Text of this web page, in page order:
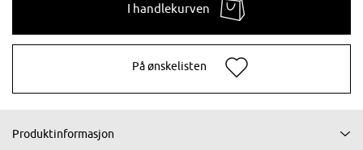
I handlekurven
På ønskelisten
Produktinformasjon